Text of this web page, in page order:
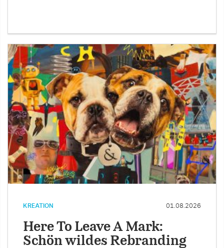
KREATION 01.08.2026
Here To Leave A Mark:
Schön wildes Rebranding